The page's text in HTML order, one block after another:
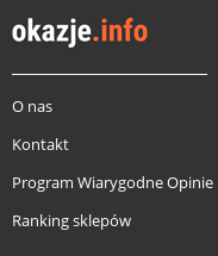
O nas
Kontakt
Program Wiarygodne Opinie
Ranking sklepów